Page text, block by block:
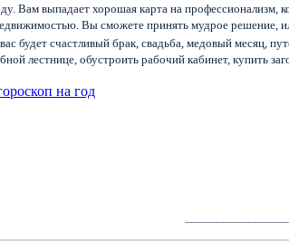
Вам выпадает хорошая карта на
Вы сможете принять мудрое решение,
будет счастливый брак, свадьба, медовый месяц,
лестнице, обустроить рабочий кабинет, купить
на год